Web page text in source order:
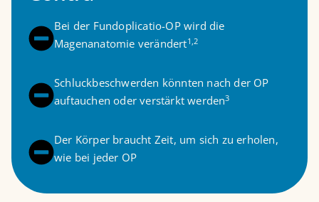
Bei der Fundoplicatio-OP wird die
Magenanatomie verändert1,2
Schluckbeschwerden könnten nach der OP
auftauchen oder verstärkt werden3
Der Körper braucht Zeit, um sich zu erholen,
wie bei jeder OP